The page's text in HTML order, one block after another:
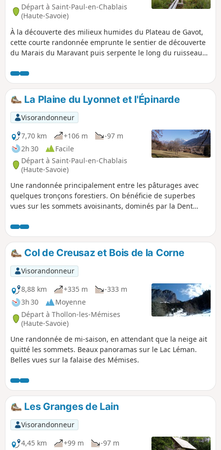
Départ à Saint-Paul-en-Chablais
(Haute-Savoie)
À la découverte des milieux humides du Plateau de Gavot,
cette courte randonnée emprunte le sentier de découverte
du Marais du Maravant puis serpente le long du ruisseau
Buissons Brûlés. Un parcours très majoritairement
ombragé, idéal pour une promenade les jours de forte
chaleur.La Plaine du Lyonnet et l'Épinarde
Visorandonneur
7,70 km
+106 m
-97 m
2h 30
Facile
Départ à Saint-Paul-en-Chablais
(Haute-Savoie)
Une randonnée principalement entre les pâturages avec
quelques tronçons forestiers. On bénéficie de superbes
vues sur les sommets avoisinants, dominés par la Dent
Col de Creusaz et Bois de la Corne
Visorandonneur
8,88 km
+335 m
-333 m
3h 30
Moyenne
Départ à Thollon-les-Mémises
(Haute-Savoie)
Une randonnée de mi-saison, en attendant que la neige ait
quitté les sommets. Beaux panoramas sur le Lac Léman.
Belles vues sur la falaise des Mémises.
Les Granges de Lain
Visorandonneur
4,45 km
+99 m
-97 m